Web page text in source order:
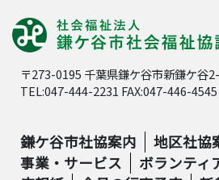
〒273-0195 千葉県鎌ケ谷市新鎌ケ谷
TEL:047-444-2231 FAX:047-446-4545
鎌ケ谷市社協案内
地区社協
事業・サービス
ボランティ